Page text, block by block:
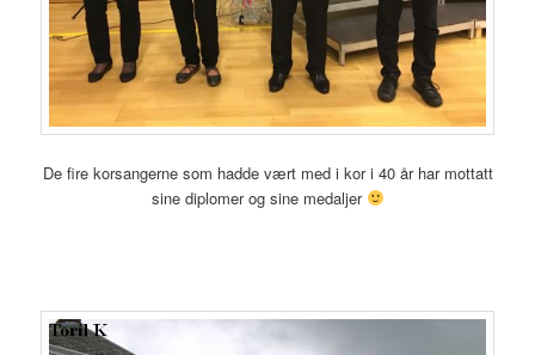
De fire korsangerne som hadde vært med i kor i 40 år har mottatt
sine diplomer og sine medaljer